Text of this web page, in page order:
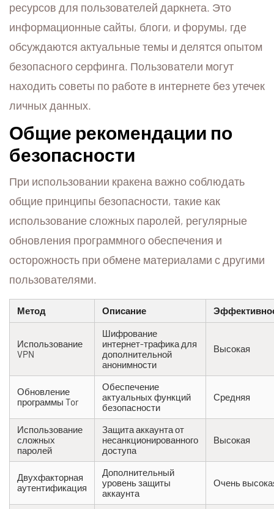
ресурсов для пользователей даркнета. Это
информационные сайты, блоги, и форумы, где
обсуждаются актуальные темы и делятся опытом
безопасного серфинга. Пользователи могут
находить советы по работе в интернете без утечек
личных данных.
Общие рекомендации по
безопасности
При использовании кракена важно соблюдать
общие принципы безопасности, такие как
использование сложных паролей, регулярные
обновления программного обеспечения и
осторожность при обмене материалами с другими
пользователями.
Метод Описание
Использование
VPN
Шифрование
интернет-трафика для
дополнительной
анонимности
Высокая
Обновление
программы Tor
Обеспечение
актуальных функций
безопасности
Средняя
Использование
сложных
паролей
Защита аккаунта от
несанкционированного
доступа
Высокая
Двухфакторная
аутентификация
Дополнительный
уровень защиты
аккаунта
Очень